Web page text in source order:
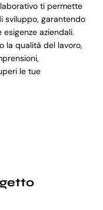
ti permette
sviluppo, garantendo
aziendali.
la qualità del lavoro,
le tue